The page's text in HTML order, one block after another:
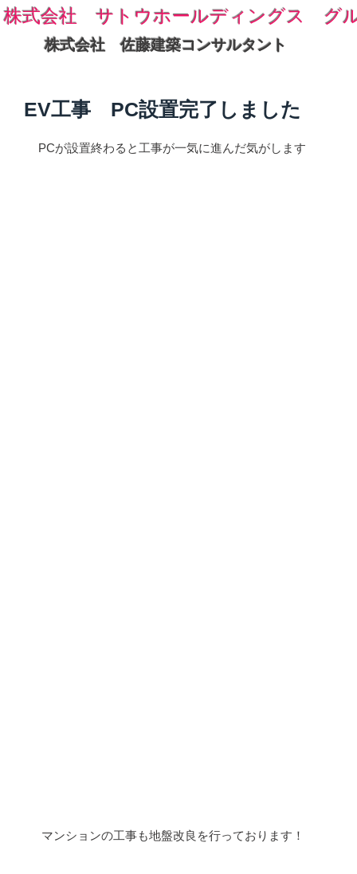
株式会社 サトウホールディングス グ
株式会社 佐藤建築コンサルタント
EV工事 PC設置完了しました
PCが設置終わると工事が一気に進んだ気がします
マンションの工事も地盤改良を行っております！